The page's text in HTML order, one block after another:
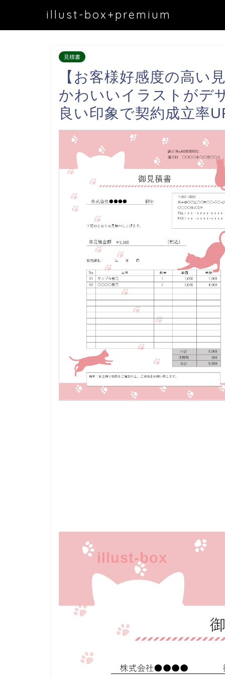
illust-box+premium
見積書
【お客様好感度の高い
かわいいイラストがデ
良い印象で契約成立率
illust-box